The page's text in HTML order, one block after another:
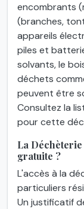
encombrants
(branches,
appareils
piles et
solvants, le
déchets
peuvent être
Consultez la
pour cette
La
gratuite ?
L'accès à la
particuliers
Un justificatif